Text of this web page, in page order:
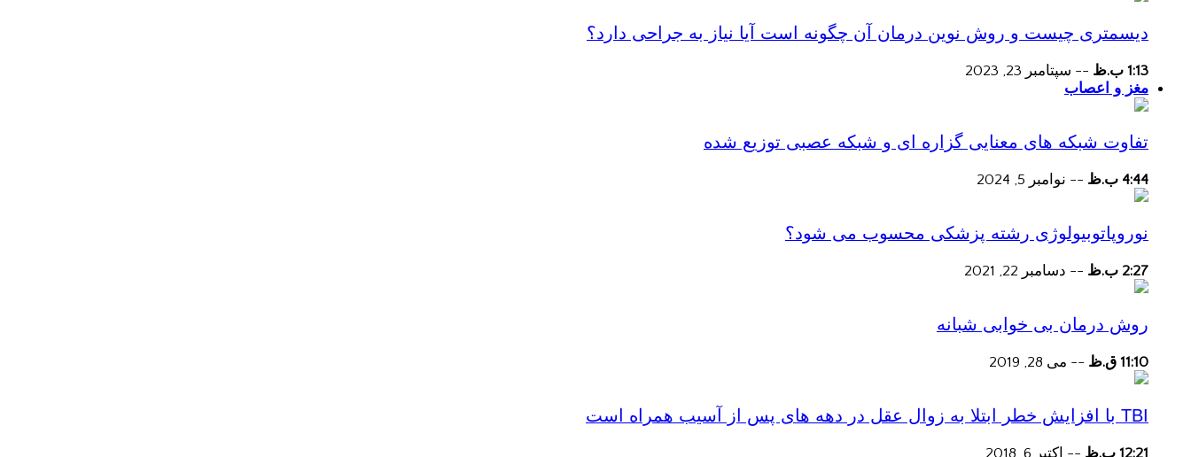
دیسمتری چیست و روش نوین درمان آن چگونه است آیا نیاز به جراحی دارد؟
1:13 ب.ظ -- سپتامبر 23, 2023
مغز و اعصاب
تفاوت شبکه های معنایی گزاره ای و شبکه عصبی توزیع شده
4:44 ب.ظ -- نوامبر 5, 2024
نوروپاتوبیولوژی رشته پزشکی محسوب می شود؟
2:27 ب.ظ -- دسامبر 22, 2021
روش درمان بی خوابی شبانه
11:10 ق.ظ -- می 28, 2019
TBI با افزایش خطر ابتلا به زوال عقل در دهه های پس از آسیب همراه است
12:21 ب.ظ -- اکتبر 6, 2018